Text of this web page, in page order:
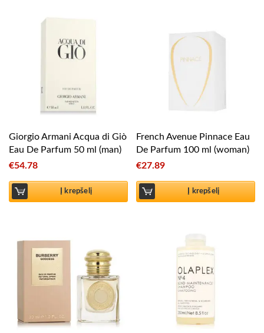
Giorgio Armani Acqua di Giò
Eau De Parfum 50 ml (man)
€54.78
Į krepšelį
French Avenue Pinnace Eau
De Parfum 100 ml (woman)
€27.89
Į krepšelį